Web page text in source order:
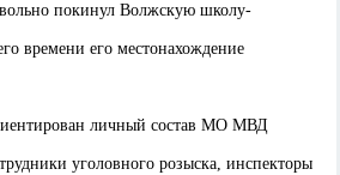
покинул Волжскую школу-
времени его местонахождение
личный состав МО МВД
уголовного розыска, инспекторы